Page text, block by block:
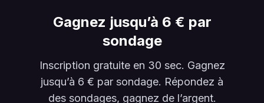
Gagnez jusqu’à 6 € par
sondage
Inscription gratuite en 30 sec. Gagnez
jusqu’à 6 € par sondage. Répondez à
des sondages, gagnez de l’argent.